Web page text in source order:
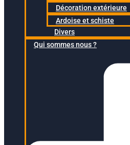
Décoration extérieure
Ardoise et schiste
Divers
Qui sommes nous ?